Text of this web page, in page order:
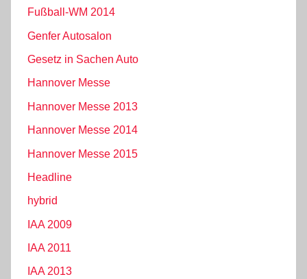
Fußball-WM 2014
Genfer Autosalon
Gesetz in Sachen Auto
Hannover Messe
Hannover Messe 2013
Hannover Messe 2014
Hannover Messe 2015
Headline
hybrid
IAA 2009
IAA 2011
IAA 2013